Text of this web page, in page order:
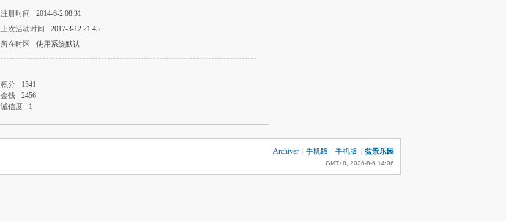
注册时间
2014-6-2 08:31
上次活动时间
2017-3-12 21:45
所在时区 使用系统默认
积分
1541
金钱
2456
诚信度 1
Archiver 手机版 手机版 盆景乐园
GMT+8, 2026-8-6 14:06